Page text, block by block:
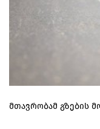
მთავრობამ გზების